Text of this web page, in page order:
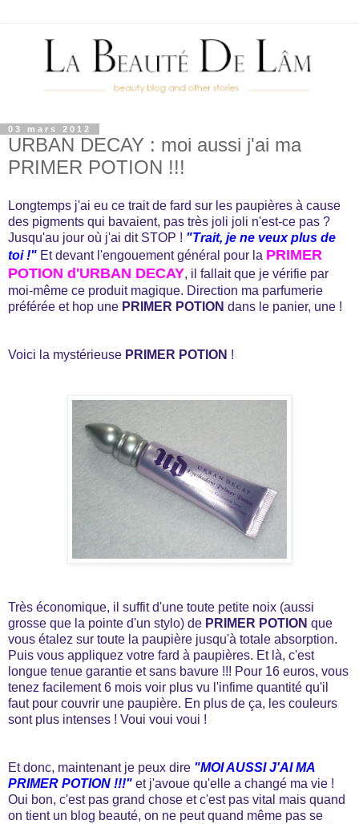
03 mars 2012
URBAN DECAY : moi aussi j'ai ma
PRIMER POTION !!!
Longtemps j'ai eu ce trait de fard sur les paupières à cause
des pigments qui bavaient, pas très joli joli n'est-ce pas ?
Jusqu'au jour où j'ai dit STOP ! "Trait, je ne veux plus de
toi !" Et devant l'engouement général pour la PRIMER
POTION d'URBAN DECAY, il fallait que je vérifie par
moi-même ce produit magique. Direction ma parfumerie
préférée et hop une PRIMER POTION dans le panier, une !
Voici la mystérieuse PRIMER POTION !
Très économique, il suffit d'une toute petite noix (aussi
grosse que la pointe d'un stylo) de PRIMER POTION que
vous étalez sur toute la paupière jusqu'à totale absorption.
Puis vous appliquez votre fard à paupières. Et là, c'est
longue tenue garantie et sans bavure !!! Pour 16 euros, vous
tenez facilement 6 mois voir plus vu l'infime quantité qu'il
faut pour couvrir une paupière. En plus de ça, les couleurs
sont plus intenses ! Voui voui voui !
Et donc, maintenant je peux dire "MOI AUSSI J'AI MA
PRIMER POTION !!!" et j'avoue qu'elle a changé ma vie !
Oui bon, c'est pas grand chose et c'est pas vital mais quand
on tient un blog beauté, on ne peut quand même pas se